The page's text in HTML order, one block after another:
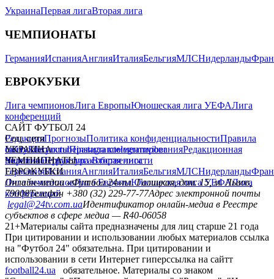
УкраинаПервая лигаВторая лига
ЧЕМПИОНАТЫ
ГерманияИспанияАнглияИталияБельгияМЛСНидерланды
ЕВРОКУБКИ
Лига чемпионовЛига ЕвропыЮношеская лига УЕФАЛига
конференций
САЙТ ФУТБОЛ 24
РедакцияПрогнозыПолитика конфиденциальностиПравила
сайтуКонтактыПравила комментированияРедакционная
политикаСтруктура собственности
Соц. сети
facebookxyoutubeinstagramtelegramviber
УКРАИНА
УкраинаПервая лигаВторая лига
ЧЕМПИОНАТЫ
ГерманияИспанияАнглияИталияБельгияМЛСНидерланды
ЕВРОКУБКИ
Лига чемпионовЛига ЕвропыЮношеская лига УЕФАЛига
конференций
Онлайн-медиа «Футбол 24»пл. Галицкая, дом. 15, м. Львов,
79008Телефон +380 (32) 229-77-77Адрес электронной почты
legal@24tv.com.uaИдентификатор онлайн-медиа в Реестре
субъектов в сфере медиа — R40-06058
21+Материалы сайта предназначены для лиц старше 21 года
При цитировании и использовании любых материалов ссылка
на "Футбол 24" обязательна. При цитировании и
использовании в сети Интернет гиперссылка на сайтт
football24.ua
обязательное. Материалы со знаком